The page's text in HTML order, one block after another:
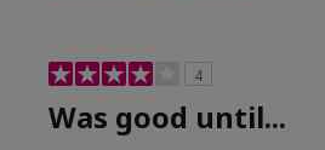
4
Was good until...